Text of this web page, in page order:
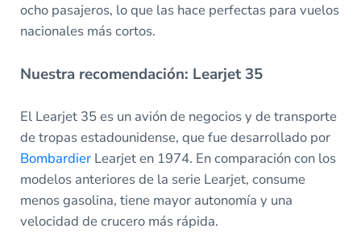
ocho pasajeros, lo que las hace perfectas para vuelos
nacionales más cortos.
Nuestra recomendación: Learjet 35
El Learjet 35 es un avión de negocios y de transporte
de tropas estadounidense, que fue desarrollado por
BombardierLearjet en 1974. En comparación con los
modelos anteriores de la serie Learjet, consume
menos gasolina, tiene mayor autonomía y una
velocidad de crucero más rápida.